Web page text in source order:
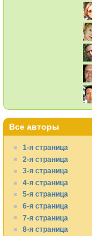
Все авторы
1-я страница
2-я страница
3-я страница
4-я страница
5-я страница
6-я страница
7-я страница
8-я страница